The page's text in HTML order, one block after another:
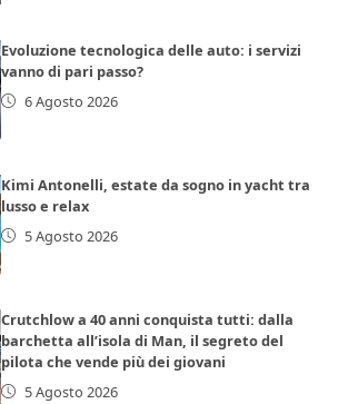
Evoluzione tecnologica delle auto: i servizi
vanno di pari passo?
6 Agosto 2026
Kimi Antonelli, estate da sogno in yacht tra
lusso e relax
5 Agosto 2026
Crutchlow a 40 anni conquista tutti: dalla
barchetta all’isola di Man, il segreto del
pilota che vende più dei giovani
5 Agosto 2026